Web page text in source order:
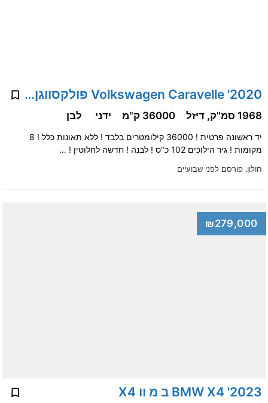
2020' Volkswagen Caravelle פולקסווגן קראוול
חולון.פורסם לפני שבועיים
1968 סמ"ק, דיזל 36000 ק"מ ידני לבן
יד ראשונה פרטית ! 36000 קילומטרים בלבד ! ללא תאונות כלל ! 8
מקומות ! גיר הילוכים 102 כ"ס ! לבנה ! חדשה לחלוטין ! …
₪279,000
2023' BMW X4 ב מ וו X4